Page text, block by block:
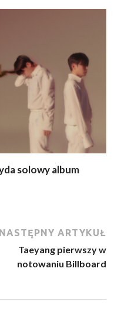
solowy album
NASTĘPNY ARTYKUŁ
Taeyang pierwszy w
notowaniu Billboard